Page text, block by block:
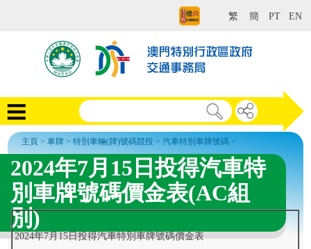
繁 簡 PT EN
主頁 >車牌 >特別車輛(牌)號碼競投 >汽車特別車牌號碼 >
2024年7月15日投得汽車特
別車牌號碼價金表(AC組
別)
2024年7月15日投得汽車特別車牌號碼價金表